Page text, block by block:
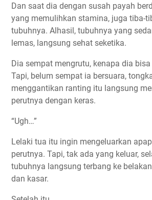
Dan saat dia dengan susah payah
yang memulihkan stamina, juga tiba-
tubuhnya. Alhasil, tubuhnya yang
lemas, langsung sehat seketika.
Dia sempat mengrutu, kenapa dia
Tapi, belum sempat ia bersuara,
menggantikan ranting itu langsung
perutnya dengan keras.
“Ugh…”
Lelaki tua itu ingin mengeluarkan
perutnya. Tapi, tak ada yang keluar,
tubuhnya langsung terbang ke
dan kasar.